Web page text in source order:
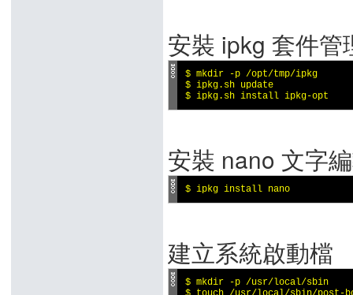
安裝 ipkg 套件管
$ mkdir -p /opt/tmp/ipkg
$ ipkg.sh update
$ ipkg.sh install ipkg-opt
安裝 nano 文字
$ ipkg install nano
建立系統啟動檔
$ mkdir -p /usr/local/sbin